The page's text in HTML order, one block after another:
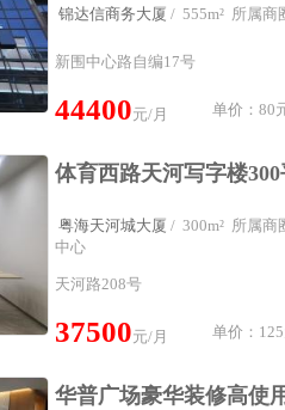
锦达信商务大厦 / 555m² 所属商
新围中心路自编17号
44400元/月 单价：80
粤海天河城大厦 / 300m² 所属商
中心
天河路208号
37500元/月 单价：125